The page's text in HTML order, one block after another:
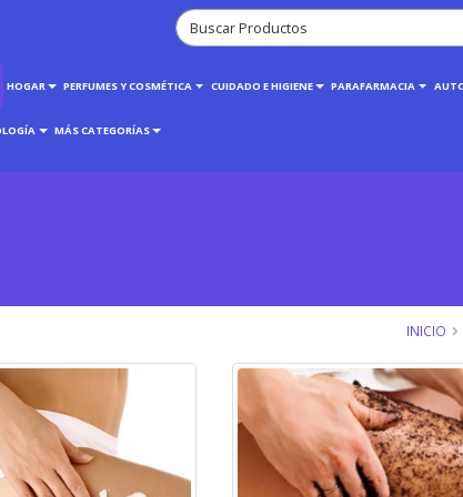
HOGAR PERFUMES Y COSMÉTICA CUIDADO E HIGIENE PARAFARMACIA
MÁS CATEGORÍAS
INICIO